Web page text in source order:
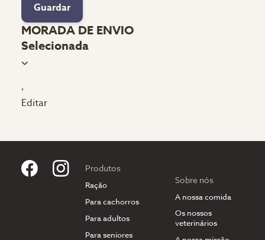
Guardar
MORADA DE ENVIO
Selecionada
,
Editar
Produtos
Ração
Para cachorros
Para adultos
Para seniores
Sobre nós
A nossa comida
Os nossos
veterinários